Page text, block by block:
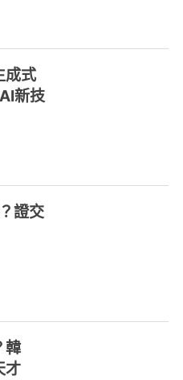
成式
新技
證交
韓
才